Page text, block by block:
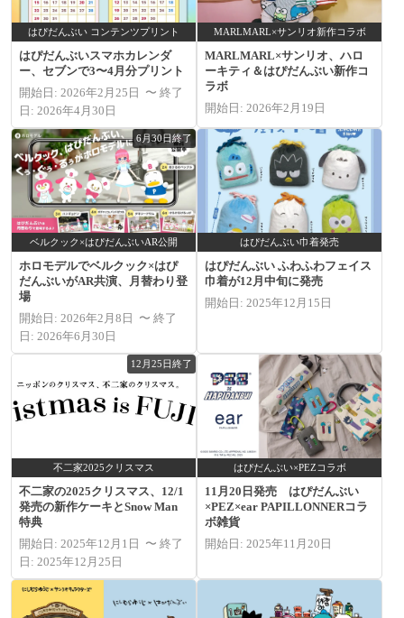
はぴだんぶい コンテンツプリント
はぴだんぶいスマホカレンダ
ー、セブンで3〜4月分プリント
開始日: 2026年2月25日 〜 終了
日: 2026年4月30日
MARLMARL×サンリオ新作コラボ
MARLMARL×サンリオ、ハロ
ーキティ＆はぴだんぶい新作コ
ラボ
開始日: 2026年2月19日
6月30日終了
ベルクック×はぴだんぶいAR公開
ホロモデルでベルクック×はぴ
だんぶいがAR共演、月替わり登
場
開始日: 2026年2月8日 〜 終了
日: 2026年6月30日
はぴだんぶい巾着発売
はぴだんぶい ふわふわフェイス
巾着が12月中旬に発売
開始日: 2025年12月15日
12月25日終了
不二家2025クリスマス
不二家の2025クリスマス、12/1
発売の新作ケーキとSnow Man
特典
開始日: 2025年12月1日 〜 終了
日: 2025年12月25日
はぴだんぶい×PEZコラボ
11月20日発売 はぴだんぶい
×PEZ×ear PAPILLONNERコラ
ボ雑貨
開始日: 2025年11月20日